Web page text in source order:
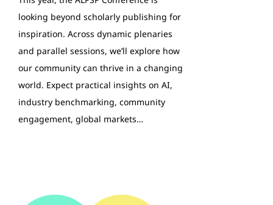
looking beyond scholarly publishing for
inspiration. Across dynamic plenaries
and parallel sessions, we’ll explore how
our community can thrive in a changing
world. Expect practical insights on AI,
industry benchmarking, community
engagement, global markets…